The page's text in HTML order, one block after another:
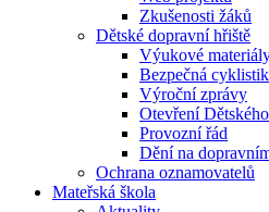
Zkušenosti žáků
Dětské dopravní hřiště
Výukové
Bezpečná
Výroční zprávy
Otevření
Provozní řád
Dění na
Ochrana oznamovatelů
Mateřská škola